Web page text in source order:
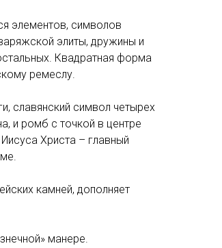
элементов, символов
элиты, дружины и
Квадратная форма
ремеслу.
славянский символ четырех
и ромб с точкой в центре
Христа – главный
камней, дополняет
манере.